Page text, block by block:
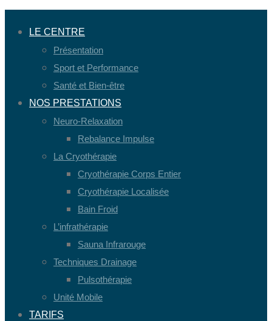
LE CENTRE
Présentation
Sport et Performance
Santé et Bien-être
NOS PRESTATIONS
Neuro-Relaxation
Rebalance Impulse
La Cryothérapie
Cryothérapie Corps Entier
Cryothérapie Localisée
Bain Froid
L’infrathérapie
Sauna Infrarouge
Techniques Drainage
Pulsothérapie
Unité Mobile
TARIFS